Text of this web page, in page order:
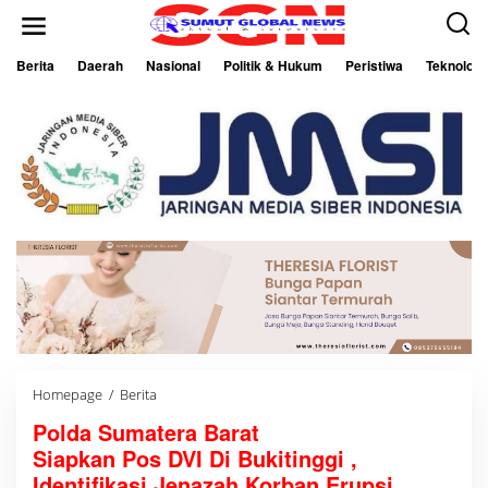
Berita Daerah Nasional Politik & Hukum Peristiwa Teknologi
Homepage / Berita
l
d
a
S
Polda Sumatera Barat
Siapkan Pos DVI Di Bukitinggi ,